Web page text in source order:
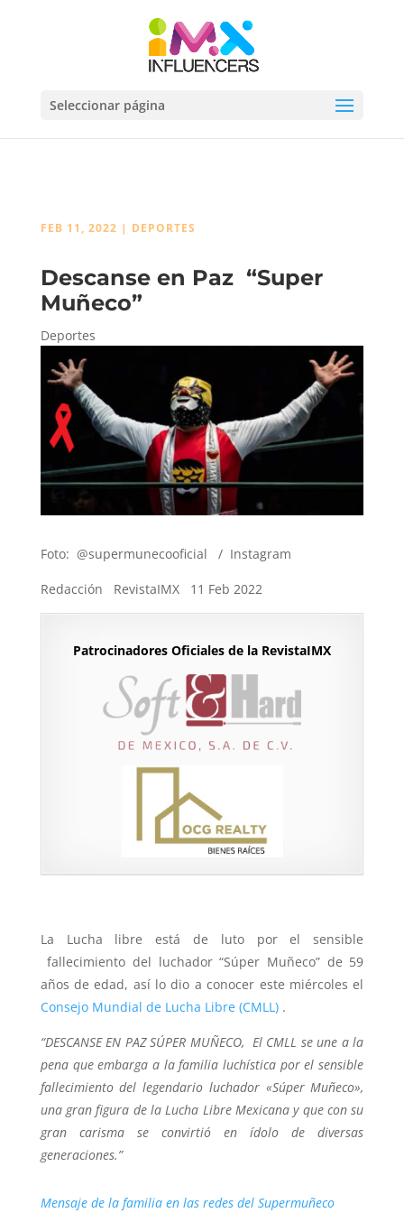
Seleccionar página
FEB 11, 2022 | DEPORTES
Descanse en Paz “Super
Muñeco”
Deportes
Foto: @supermunecooficial / Instagram
Redacción RevistaIMX 11 Feb 2022
Patrocinadores Oficiales de la RevistaIMX
La Lucha libre está de luto por el sensible
fallecimiento del luchador “Súper Muñeco” de 59
años de edad, así lo dio a conocer este miércoles el
Consejo Mundial de Lucha Libre (CMLL).
“DESCANSE EN PAZ SÚPER MUÑECO, El CMLL se une a la
pena que embarga a la familia luchística por el sensible
fallecimiento del legendario luchador «Súper Muñeco»,
una gran figura de la Lucha Libre Mexicana y que con su
gran carisma se convirtió en ídolo de diversas
generaciones.”
Mensaje de la familia en las redes del Supermuñeco